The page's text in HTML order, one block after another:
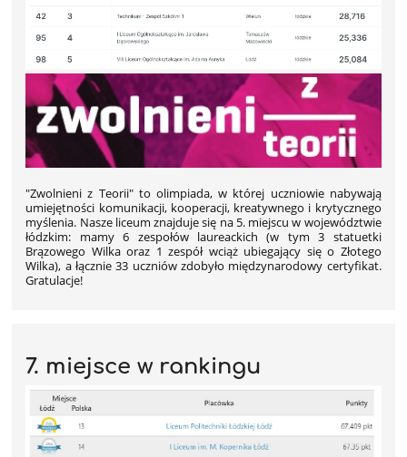
"Zwolnieni z Teorii" to olimpiada, w której uczniowie nabywają
umiejętności komunikacji, kooperacji, kreatywnego i krytycznego
myślenia. Nasze liceum znajduje się na 5. miejscu w województwie
łódzkim: mamy6 zespołów laureackich (w tym 3 statuetki
Brązowego Wilka oraz 1 zespół wciąż ubiegający się o Złotego
Wilka), a łącznie 33 uczniów zdobyło międzynarodowy certyfikat.
Gratulacje!
7. miejsce w rankingu